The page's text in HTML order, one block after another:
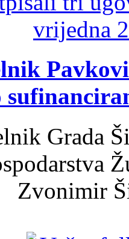
Grada
Zvonimir